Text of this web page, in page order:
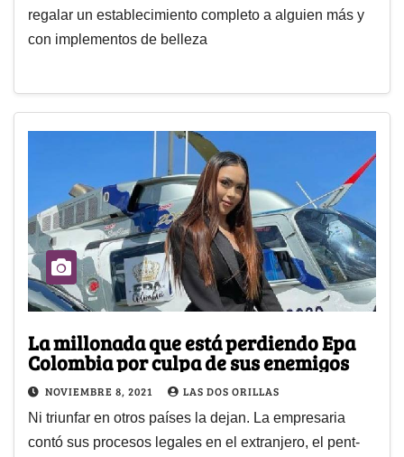
regalar un establecimiento completo a alguien más y
con implementos de belleza
La millonada que está perdiendo Epa
Colombia por culpa de sus enemigos
NOVIEMBRE 8, 2021 LAS DOS ORILLAS
Ni triunfar en otros países la dejan. La empresaria
contó sus procesos legales en el extranjero, el pent-